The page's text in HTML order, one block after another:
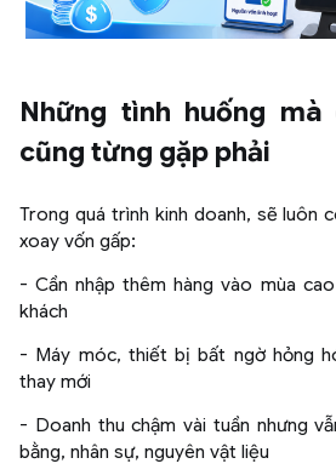
Những tình huống mà
cũng từng gặp phải
Trong quá trình kinh doanh, sẽ luôn
xoay vốn gấp:
- Cần nhập thêm hàng vào mùa
khách
- Máy móc, thiết bị bất ngờ hỏng
thay mới
- Doanh thu chậm vài tuần nhưng
bằng, nhân sự, nguyên vật liệu